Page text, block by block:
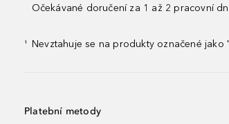
Očekávané doručení za 1 až 2 pracovní
¹ Nevztahuje se na produkty označené jako
Platební metody